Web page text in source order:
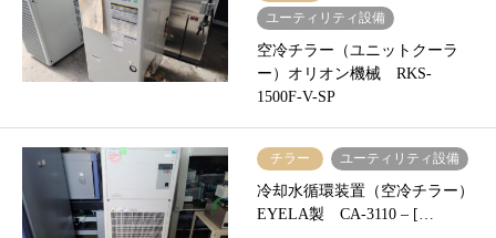
ユーティリティ設備
空冷チラー（ユニットクーラ
ー）オリオン機械 RKS-
1500F-V-SP
チラー ユーティリティ設備
冷却水循環装置（空冷チラー）
EYELA製 CA-3110 – […